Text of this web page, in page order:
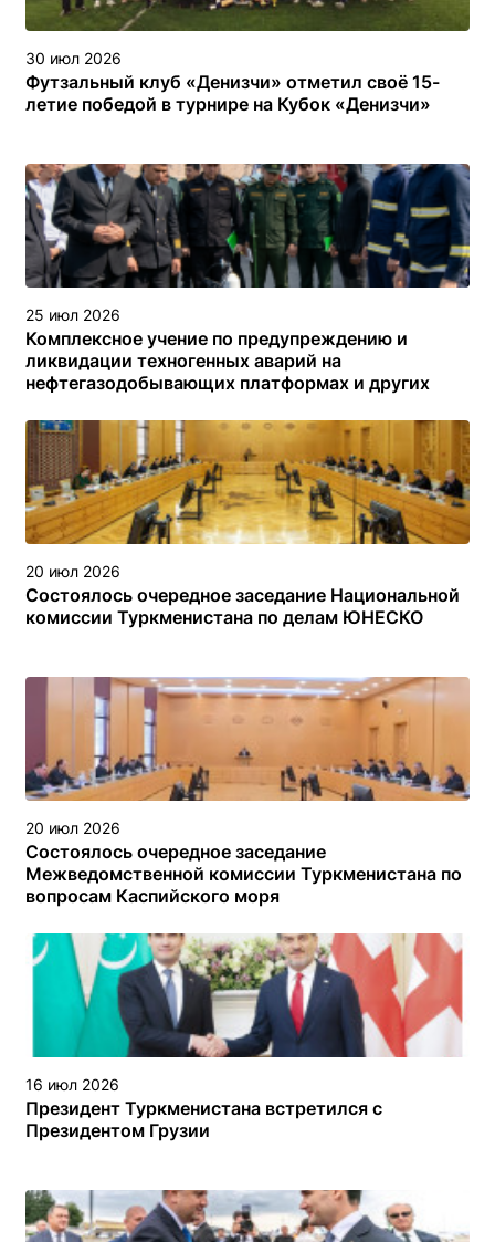
30 июл 2026
Футзальный клуб «Денизчи» отметил своё 15-
летие победой в турнире на Кубок «Денизчи»
25 июл 2026
Комплексное учение по предупреждению и
ликвидации техногенных аварий на
нефтегазодобывающих платформах и других
туркменском секторе Каспийского моря
20 июл 2026
Состоялось очередное заседание Национальной
комиссии Туркменистана по делам ЮНЕСКО
20 июл 2026
Состоялось очередное заседание
Межведомственной комиссии Туркменистана по
вопросам Каспийского моря
16 июл 2026
Президент Туркменистана встретился с
Президентом Грузии